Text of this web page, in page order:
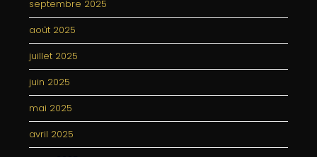
septembre 2025
août 2025
juillet 2025
juin 2025
mai 2025
avril 2025